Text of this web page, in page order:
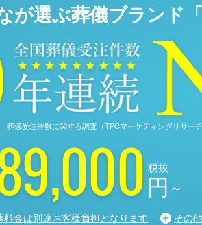
が選ぶ葬儀ブランド
儀受注件数に関する調査（TPCマーケティングリサー
円 ～
税抜
料金は別途お客様負担となります その